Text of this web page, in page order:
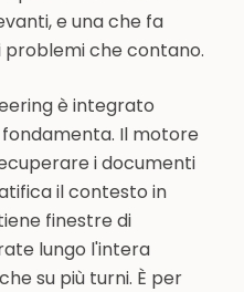
e una che fa
che contano.
è integrato
Il motore
i documenti
il contesto in
finestre di
lungo l'intera
su più turni. È per